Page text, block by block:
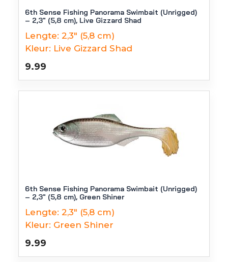
6th Sense Fishing Panorama Swimbait (Unrigged)
– 2,3″ (5,8 cm), Live Gizzard Shad
Lengte: 2,3" (5,8 cm)
Kleur: Live Gizzard Shad
9.99
6th Sense Fishing Panorama Swimbait (Unrigged)
– 2,3″ (5,8 cm), Green Shiner
Lengte: 2,3" (5,8 cm)
Kleur: Green Shiner
9.99